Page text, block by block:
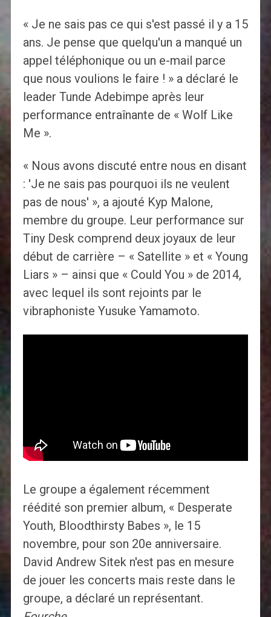
« Je ne sais pas ce qui s'est passé il y a 15
ans. Je pense que quelqu'un a manqué un
appel téléphonique ou un e-mail parce
que nous voulions le faire ! » a déclaré le
leader Tunde Adebimpe après leur
performance entraînante de « Wolf Like
Me ».
« Nous avons discuté entre nous en disant
: 'Je ne sais pas pourquoi ils ne veulent
pas de nous' », a ajouté Kyp Malone,
membre du groupe. Leur performance sur
Tiny Desk comprend deux joyaux de leur
début de carrière – « Satellite » et « Young
Liars » – ainsi que « Could You » de 2014,
avec lequel ils sont rejoints par le
vibraphoniste Yusuke Yamamoto.
Le groupe a également récemment
réédité son premier album, « Desperate
Youth, Bloodthirsty Babes », le 15
novembre, pour son 20e anniversaire.
David Andrew Sitek n'est pas en mesure
de jouer les concerts mais reste dans le
groupe, a déclaré un représentant.